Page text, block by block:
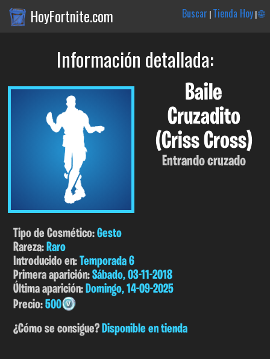
HoyFortnite.com Buscar |Tienda Hoy|🌐
Información detallada:
Baile
Cruzadito
(Criss Cross)
Entrando cruzado
Tipo de Cosmético:Gesto
Rareza:Raro
Introducido en:Temporada 6
Primera aparición:Sábado, 03-11-2018
Última aparición:Domingo, 14-09-2025
Precio:500
¿Cómo se consigue?Disponible en tienda